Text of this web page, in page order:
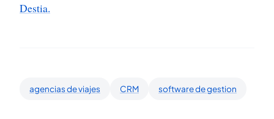
Destia.
agencias de viajes CRM software de gestion